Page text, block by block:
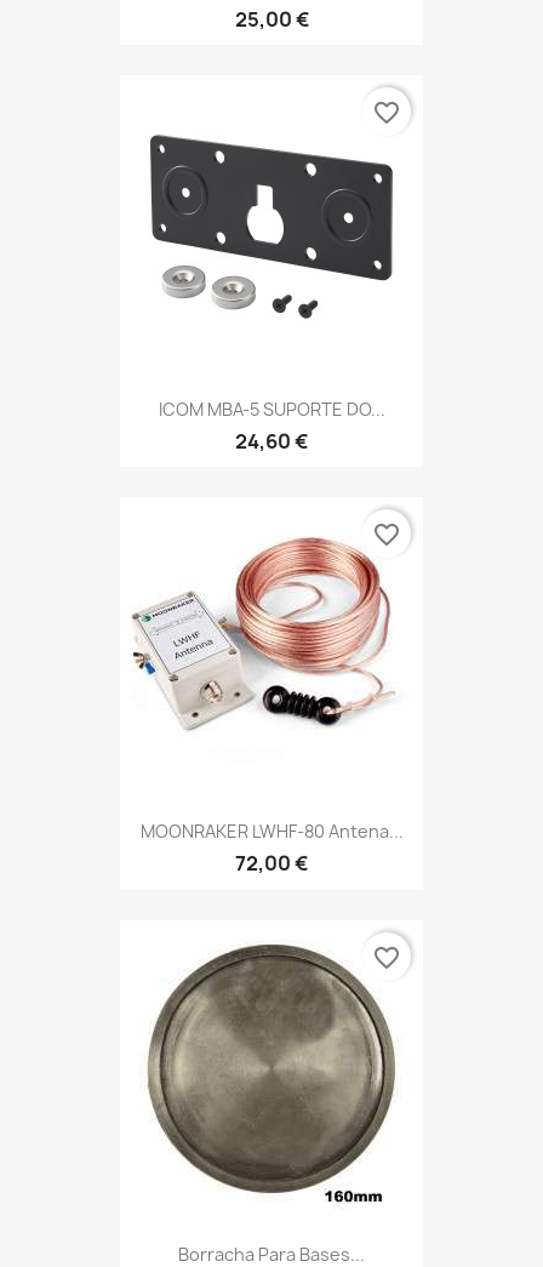
25,00 €
ICOM MBA-5 SUPORTE DO...
24,60 €
favorite_border
MOONRAKER LWHF-80 Antena...
72,00 €
favorite_border
Borracha Para Bases...
favorite_border